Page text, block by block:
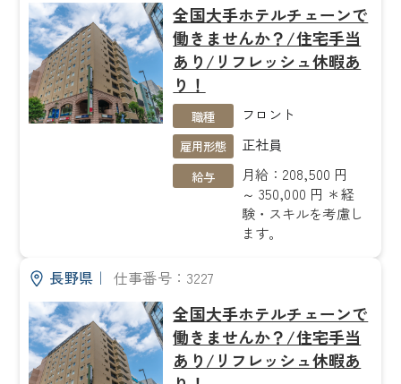
全国大手ホテルチェーンで
働きませんか？/住宅手当
あり/リフレッシュ休暇あ
り！
職種 フロント
雇用形態 正社員
給与
月給：208,500 円
～ 350,000 円 ＊経
験・スキルを考慮し
ます。
長野県｜ 仕事番号：3227
全国大手ホテルチェーンで
働きませんか？/住宅手当
あり/リフレッシュ休暇あ